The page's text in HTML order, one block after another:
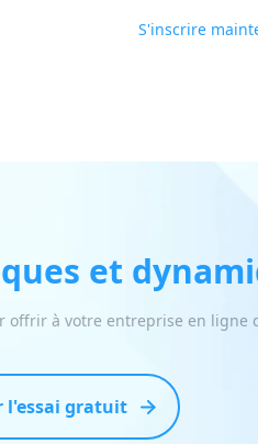
S'inscrire
et
à votre entreprise en ligne
l'essai gratuit